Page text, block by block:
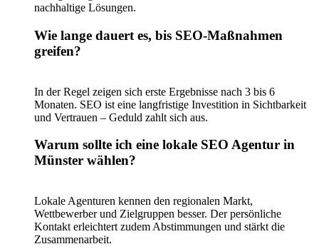
nachhaltige Lösungen.
Wie lange dauert es, bis SEO-Maßnahmen
greifen?
In der Regel zeigen sich erste Ergebnisse nach 3 bis 6
Monaten. SEO ist eine langfristige Investition in Sichtbarkeit
und Vertrauen – Geduld zahlt sich aus.
Warum sollte ich eine lokale SEO Agentur in
Münster wählen?
Lokale Agenturen kennen den regionalen Markt,
Wettbewerber und Zielgruppen besser. Der persönliche
Kontakt erleichtert zudem Abstimmungen und stärkt die
Zusammenarbeit.